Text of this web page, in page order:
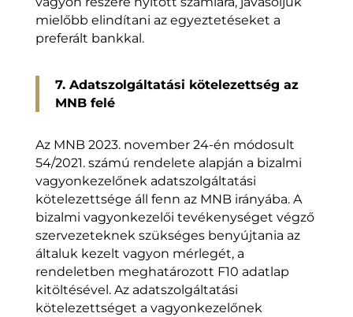
mielőbb elindítani az egyeztetéseket a
preferált bankkal.
7. Adatszolgáltatási kötelezettség az
MNB felé
Az MNB 2023. november 24-én módosult
54/2021. számú rendelete alapján a bizalmi
vagyonkezelőnek adatszolgáltatási
kötelezettsége áll fenn az MNB irányába. A
bizalmi vagyonkezelői tevékenységet végző
szervezeteknek szükséges benyújtania az
általuk kezelt vagyon mérlegét, a
rendeletben meghatározott F10 adatlap
kitöltésével. Az adatszolgáltatási
kötelezettséget a vagyonkezelőnek